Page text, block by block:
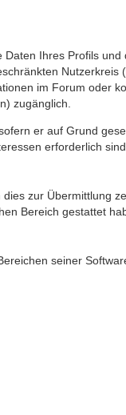
Ihres Profils
Nutzerkreis
im Forum oder
zugänglich.
er auf Grund
erforderlich
zur Übermittlung
Bereich gestattet
seiner